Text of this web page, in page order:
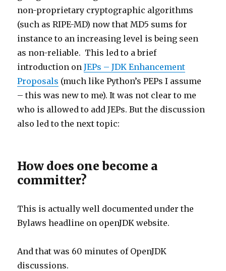
non-proprietary cryptographic algorithms
(such as RIPE-MD) now that MD5 sums for
instance to an increasing level is being seen
as non-reliable. This led to a brief
introduction onJEPs – JDK Enhancement
Proposals (much like Python’s PEPs I assume
– this was new to me). It was not clear to me
who is allowed to add JEPs. But the discussion
also led to the next topic:
How does one become a
committer?
This is actually well documented under the
Bylaws headline on openJDK website.
And that was 60 minutes of OpenJDK
discussions.